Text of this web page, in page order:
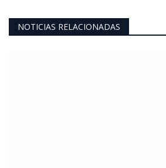
NOTICIAS RELACIONADAS